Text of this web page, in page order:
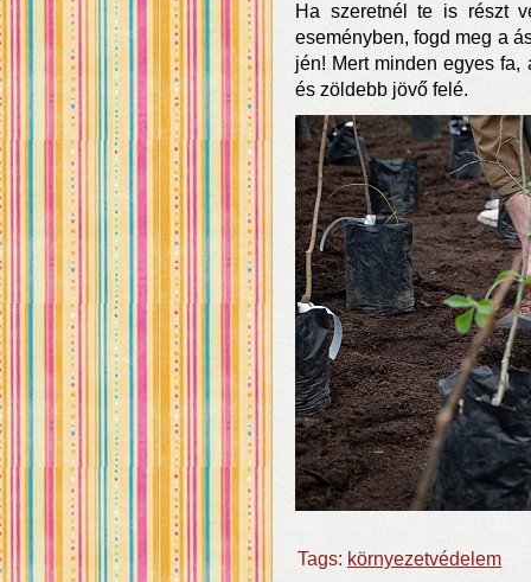
Ha szeretnél te is részt
eseményben, fogd meg a
jén! Mert minden egyes fa,
és zöldebb jövő felé.
Tags: környezetvédelem